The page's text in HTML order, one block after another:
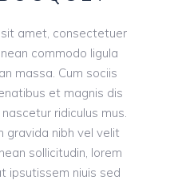
amet, consectetuer
commodo ligula
massa. Cum sociis
et magnis dis
ridiculus mus.
gravida nibh vel velit
sollicitudin, lorem
ipsutissem niuis sed